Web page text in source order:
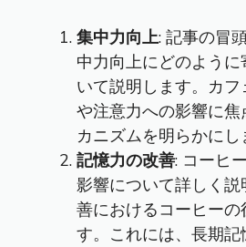
集中力向上: 記事の冒
中力向上にどのよう
いて説明します。カ
や注意力への影響に焦
カニズムを明らかにし
記憶力の改善: コーヒ
影響について詳しく
善におけるコーヒーの
す。これには、長期